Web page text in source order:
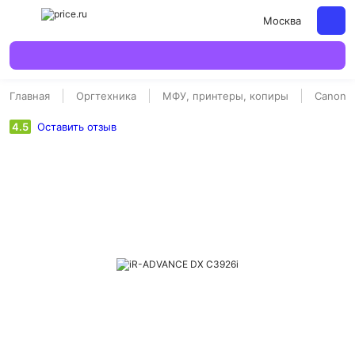
Москва
Главная Оргтехника МФУ, принтеры, копиры Canon
4.5 Оставить отзыв